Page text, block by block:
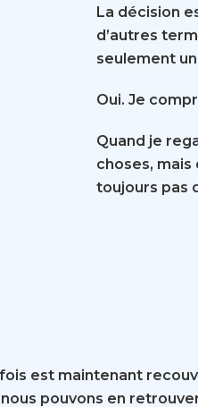
La décision
d’autres
seulement
Oui. Je
Quand je
choses,
toujours pas
est maintenant
pouvons en